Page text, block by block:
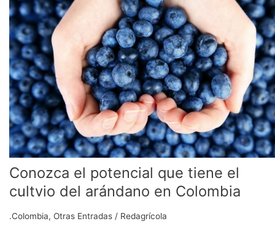
Conozca el potencial que tiene el
cultvio del arándano en Colombia
.Colombia, Otras Entradas / Redagrícola
potencial
que
tiene
el
cultvio
del
arándano
en
Colombia